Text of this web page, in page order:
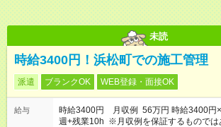
未読
時給3400円！浜松町での施工管理
派遣 ブランクOK WEB登録・面接OK
給与
時給3400円 月収例 56万円 時給3400円
週+残業10h ※月収例を保証するもので